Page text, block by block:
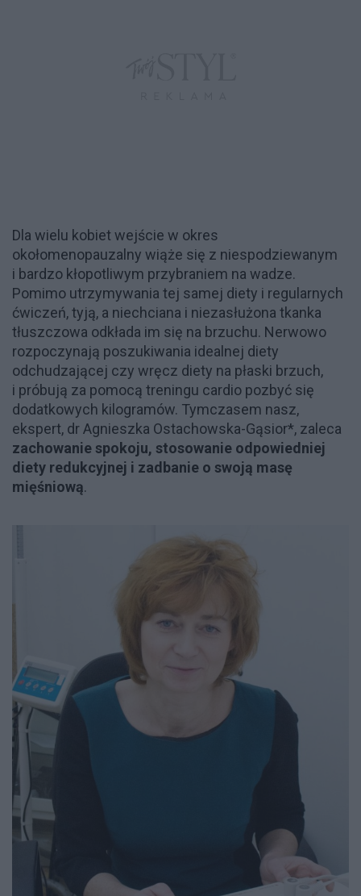
Dla wielu kobiet wejście w okres
okołomenopauzalny wiąże się z niespodziewanym
i bardzo kłopotliwym przybraniem na wadze.
Pomimo utrzymywania tej samej diety i regularnych
ćwiczeń, tyją, a niechciana i niezasłużona tkanka
tłuszczowa odkłada im się na brzuchu. Nerwowo
rozpoczynają poszukiwania idealnej diety
odchudzającej czy wręcz diety na płaski brzuch,
i próbują za pomocą treningu cardio pozbyć się
dodatkowych kilogramów. Tymczasem nasz,
ekspert, dr Agnieszka Ostachowska-Gąsior*, zaleca
zachowanie spokoju, stosowanie odpowiedniej
diety redukcyjnej i zadbanie o swoją masę
mięśniową.